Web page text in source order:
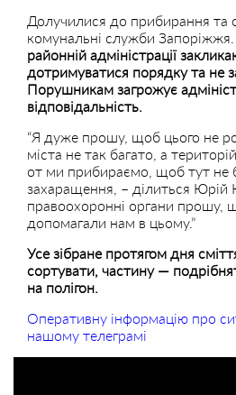
Долучилися до прибирання та
комунальні служби Запоріжжя.
районній адміністрації
дотримуватися порядку та не
Порушникам загрожує
відповідальність.
“Я дуже прошу, щоб цього не
міста не так багато, а
от ми прибираємо, щоб тут не
захаращення, – ділиться Юрій
правоохоронні органи прошу,
допомагали нам в цьому.”
Усе зібране протягом дня
сортувати, частину —
на полігон.
Оперативну інформацію про
нашому телеграмі